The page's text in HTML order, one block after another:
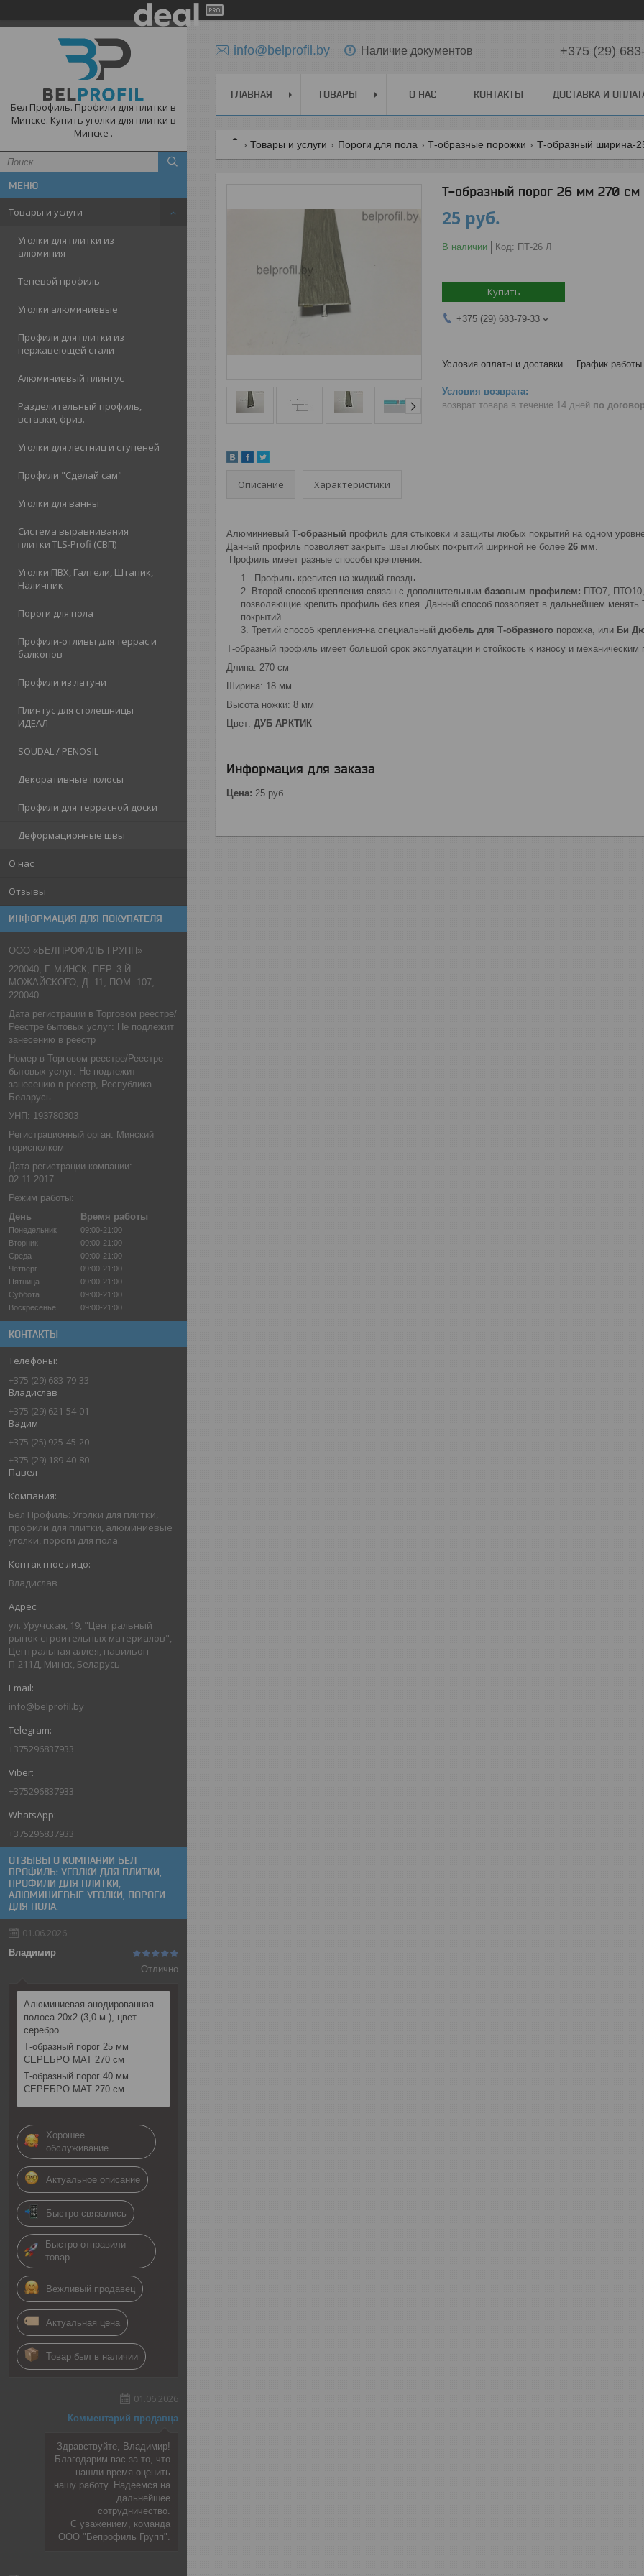
Бел Профиль. Профили для плитки в
Минске. Купить уголки для плитки в
Минске .
Товары и услуги
Уголки для плитки из
алюминия
Теневой профиль
Уголки алюминиевые
Профили для плитки из
нержавеющей стали
Алюминиевый плинтус
Разделительный профиль,
вставки, фриз.
Уголки для лестниц и ступеней
Профили "Сделай сам"
Уголки для ванны
Система выравнивания
плитки TLS-Profi (СВП)
Уголки ПВХ, Галтели, Штапик,
Наличник
Пороги для пола
Профили-отливы для террас и
балконов
Профили из латуни
Плинтус для столешницы
ИДЕАЛ
SOUDAL / PENOSIL
Декоративные полосы
Профили для террасной доски
Деформационные швы
О нас
Отзывы
ИНФОРМАЦИЯ ДЛЯ ПОКУПАТЕЛЯ
ООО «БЕЛПРОФИЛЬ ГРУПП»
220040, Г. МИНСК, ПЕР. 3-Й
МОЖАЙСКОГО, Д. 11, ПОМ. 107,
220040
Дата регистрации в Торговом реестре/
Реестре бытовых услуг: Не подлежит
занесению в реестр
Номер в Торговом реестре/Реестре
бытовых услуг: Не подлежит
занесению в реестр, Республика
Беларусь
УНП: 193780303
Регистрационный орган: Минский
горисполком
Дата регистрации компании:
02.11.2017
Режим работы:
День
Время работы
Понедельник
09:00-21:00
Вторник
09:00-21:00
Среда
09:00-21:00
Четверг
09:00-21:00
Пятница
09:00-21:00
Суббота
09:00-21:00
Воскресенье
09:00-21:00
КОНТАКТЫ
+375 (29) 683-79-33
Владислав
+375 (29) 621-54-01
Вадим
+375 (25) 925-45-20
+375 (29) 189-40-80
Павел
Бел Профиль: Уголки для плитки,
профили для плитки, алюминиевые
уголки, пороги для пола.
Владислав
ул. Уручская, 19, "Центральный
рынок строительных материалов",
Центральная аллея, павильон
П-211Д, Минск, Беларусь
info@belprofil.by
+375296837933
+375296837933
+375296837933
ОТЗЫВЫ О КОМПАНИИ БЕЛ
ПРОФИЛЬ: УГОЛКИ ДЛЯ ПЛИТКИ,
ПРОФИЛИ ДЛЯ ПЛИТКИ,
АЛЮМИНИЕВЫЕ УГОЛКИ, ПОРОГИ
ДЛЯ ПОЛА.
01.06.2026
Владимир
Отлично
Алюминиевая анодированная
полоса 20х2 (3,0 м ), цвет
серебро
Т-образный порог 25 мм
СЕРЕБРО МАТ 270 см
Т-образный порог 40 мм
СЕРЕБРО МАТ 270 см
Хорошее
обслуживание
Актуальное описание
Быстро связались
Быстро отправили
товар
Вежливый продавец
Актуальная цена
Товар был в наличии
01.06.2026
Комментарий продавца
Здравствуйте, Владимир!
Благодарим вас за то, что
нашли время оценить
нашу работу. Надеемся на
дальнейшее
сотрудничество.
С уважением, команда
ООО "Бепрофиль Групп".
info@belprofil.by Наличие документов +375 (29)
ГЛАВНАЯ ТОВАРЫ О НАС КОНТАКТЫ ДОСТАВКА И
Товары и услуги Пороги для пола Т-образные порожки Т-образный ширина-
Т-образный порог 26 мм 270
25 руб.
В наличии Код: ПТ-26 Л
Купить
+375 (29) 683-79-33
Условия оплаты и доставки График работы
возврат товара в течение 14 дней по
Описание Характеристики
Алюминиевый Т-образный профиль для стыковки и защиты любых покрытий на одном
Данный профиль позволяет закрыть швы любых покрытий шириной не более 26 мм.
Профиль имеет разные способы крепления:
Профиль крепится на жидкий гвоздь.
Второй способ крепления связан с дополнительным базовым профилем: ПТО7,
позволяющие крепить профиль без клея. Данный способ позволяет в дальнейшем
покрытий.
Третий способ крепления-на специальный дюбель для Т-образного порожка, или Би
Т-образный профиль имеет большой срок эксплуатации и стойкость к износу и механическим
Длина: 270 см
Ширина: 18 мм
Высота ножки: 8 мм
Цвет: ДУБ АРКТИК
Информация для заказа
Цена: 25 руб.